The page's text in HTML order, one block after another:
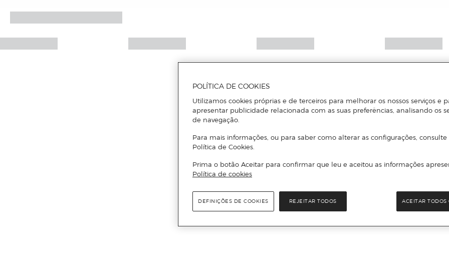
POLÍTICA DE COOKIES
Utilizamos cookies próprias e de terceiros para melhorar os nossos serviços e
apresentar publicidade relacionada com as suas preferências, analisando os
de navegação.
Para mais informações, ou para saber como alterar as configurações, consulte
Política de Cookies.
Prima o botão Aceitar para confirmar que leu e aceitou as informações
Política de cookies
REJEITAR TODOS ACEITAR TODOS
DEFINIÇÕES DE COOKIES